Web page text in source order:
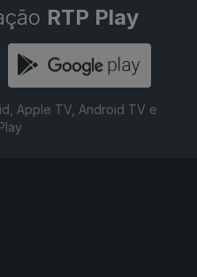
RTP Play
Apple TV, Android TV e